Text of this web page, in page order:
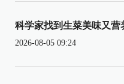
科学家找到生菜美味又营
2026-08-05 09:24